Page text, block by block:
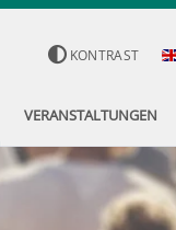
KONTRAST
VERANSTALTUNGEN